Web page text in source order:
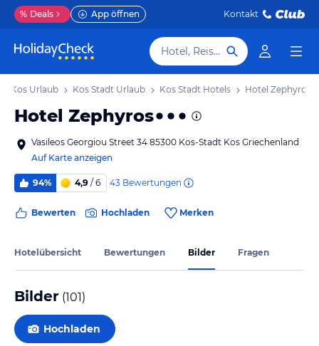
% Deals App öffnen Kontakt
Hotel, Reiseziel
Kos Urlaub Kos Stadt Urlaub Kos Stadt Hotels Hotel Zephyros
Hotel Zephyros
Vasileos Georgiou Street 34 85300 Kos-Stadt Kos Griechenland
Auf Karte anzeigen
94% 4,9 / 6 43 Bewertungen
Bewerten Hochladen Merken
Hotelübersicht Bewertungen Bilder Fragen
Bilder (101)
Hochladen